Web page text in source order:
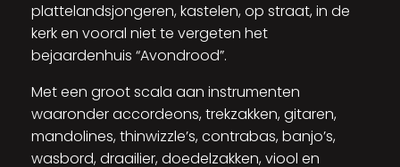
plattelandsjongeren, kastelen, op straat, in de
kerk en vooral niet te vergeten het
bejaardenhuis “Avondrood”.
Met een groot scala aan instrumenten
waaronder accordeons, trekzakken, gitaren,
mandolines, thinwizzle’s, contrabas, banjo’s,
wasbord, draailier, doedelzakken, viool en